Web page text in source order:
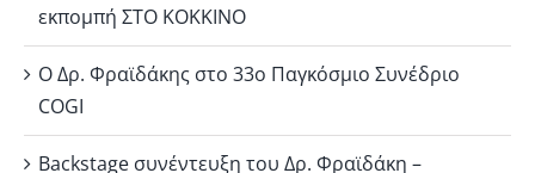
εκπομπή ΣΤΟ ΚΟΚΚΙΝΟ
Ο Δρ. Φραϊδάκης στο 33ο Παγκόσμιο Συνέδριο
COGI
Backstage συνέντευξη του Δρ. Φραϊδάκη –